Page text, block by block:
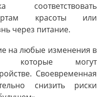
соответствовать
красоты или
через питание.
на любые изменения в
которые могут
Своевременная
снизить риски